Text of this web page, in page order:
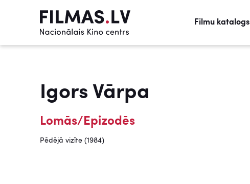
Filmu katalogs
Igors Vārpa
Lomās/Epizodēs
Pēdējā vizīte (1984)